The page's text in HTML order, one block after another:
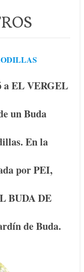
a EL VERGEL
un Buda
En la
por PEI,
BUDA DE
de Buda.